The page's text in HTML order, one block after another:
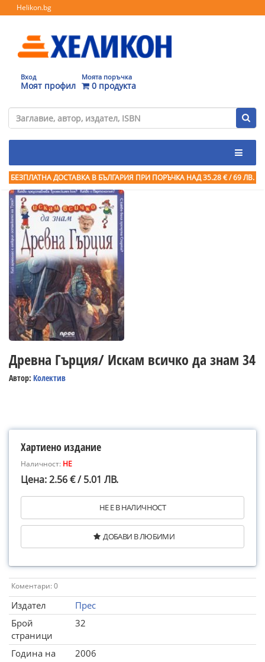
Helikon.bg
Вход
Моят профил
Моята поръчка
0 продукта
БЕЗПЛАТНА ДОСТАВКА В БЪЛГАРИЯ ПРИ ПОРЪЧКА НАД 35.28 € / 69 ЛВ.
Древна Гърция/ Искам всичко да знам 34
Автор: Колектив
Хартиено издание
Наличност: НЕ
Цена: 2.56 € / 5.01 ЛВ.
НЕ Е В НАЛИЧНОСТ
ДОБАВИ В ЛЮБИМИ
Коментари: 0
Издател
Прес
Брой
страници
32
Година на
2006